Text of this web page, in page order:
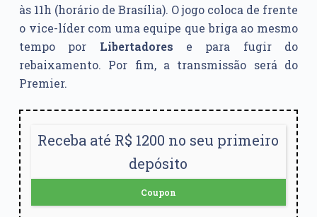
às 11h (horário de Brasília). O jogo coloca de frente
o vice-líder com uma equipe que briga ao mesmo
tempo por Libertadores e para fugir do
rebaixamento. Por fim, a transmissão será do
Premier.
Receba até R$ 1200 no seu primeiro
depósito
Coupon